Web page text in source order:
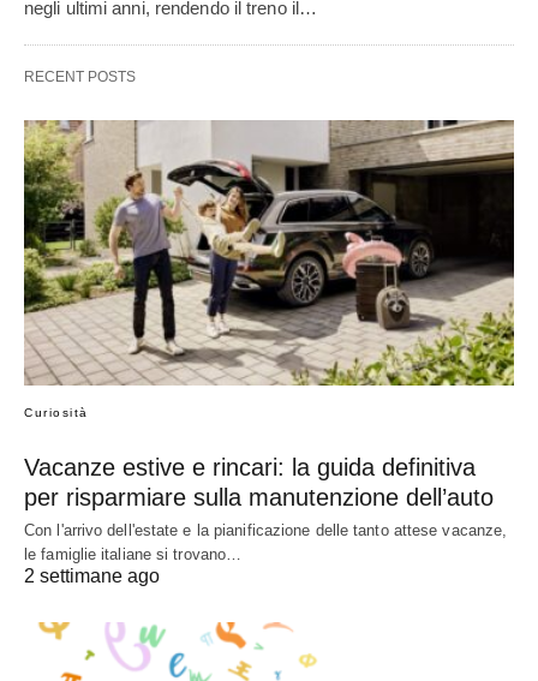
negli ultimi anni, rendendo il treno il…
RECENT POSTS
Curiosità
Vacanze estive e rincari: la guida definitiva
per risparmiare sulla manutenzione dell’auto
Con l'arrivo dell'estate e la pianificazione delle tanto attese vacanze,
le famiglie italiane si trovano…
2 settimane ago